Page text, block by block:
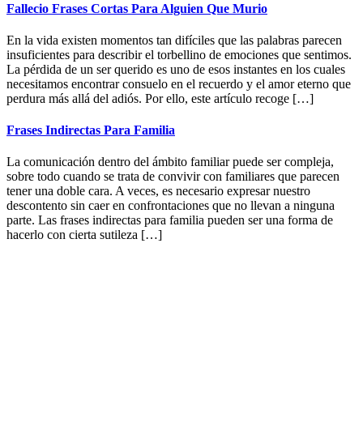
Fallecio Frases Cortas Para Alguien Que Murio
En la vida existen momentos tan difíciles que las palabras parecen
insuficientes para describir el torbellino de emociones que sentimos.
La pérdida de un ser querido es uno de esos instantes en los cuales
necesitamos encontrar consuelo en el recuerdo y el amor eterno que
perdura más allá del adiós. Por ello, este artículo recoge […]
Frases Indirectas Para Familia
La comunicación dentro del ámbito familiar puede ser compleja,
sobre todo cuando se trata de convivir con familiares que parecen
tener una doble cara. A veces, es necesario expresar nuestro
descontento sin caer en confrontaciones que no llevan a ninguna
parte. Las frases indirectas para familia pueden ser una forma de
hacerlo con cierta sutileza […]